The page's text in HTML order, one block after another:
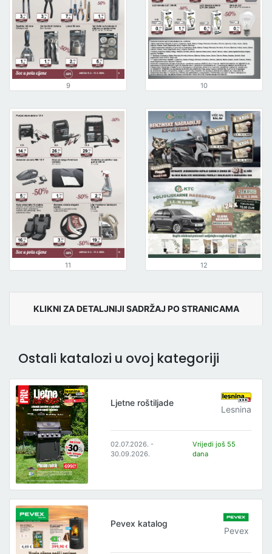
9 10
11 12
KLIKNI ZA DETALJNIJI SADRŽAJ PO STRANICAMA
Ostali katalozi u ovoj kategoriji
Ljetne roštiljade
Lesnina
02.07.2026. -
30.09.2026.
Vrijedi još 55
dana
Pevex katalog
Pevex